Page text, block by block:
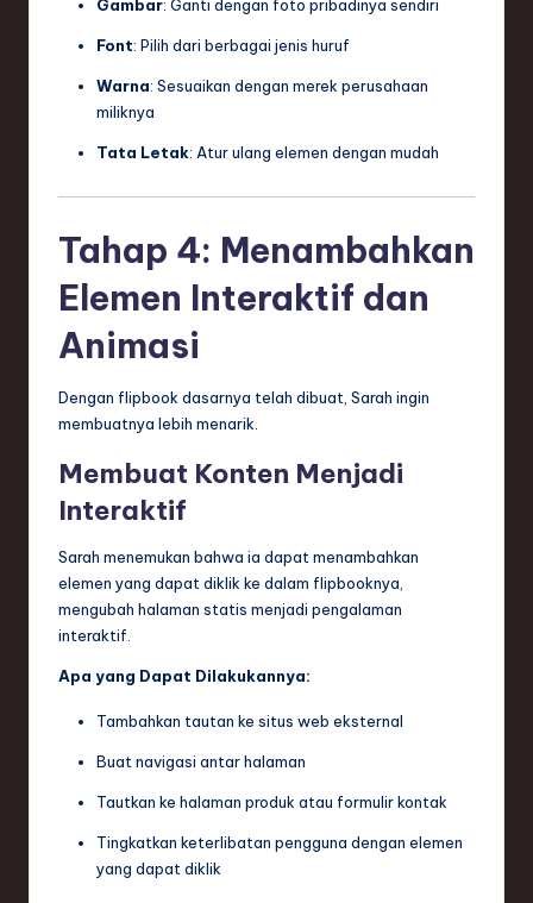
Gambar: Ganti dengan foto pribadinya sendiri
Font: Pilih dari berbagai jenis huruf
Warna: Sesuaikan dengan merek perusahaan
miliknya
Tata Letak: Atur ulang elemen dengan mudah
Tahap 4: Menambahkan
Elemen Interaktif dan
Animasi
Dengan flipbook dasarnya telah dibuat, Sarah ingin
membuatnya lebih menarik.
Membuat Konten Menjadi
Interaktif
Sarah menemukan bahwa ia dapat menambahkan
elemen yang dapat diklik ke dalam flipbooknya,
mengubah halaman statis menjadi pengalaman
interaktif.
Apa yang Dapat Dilakukannya:
Tambahkan tautan ke situs web eksternal
Buat navigasi antar halaman
Tautkan ke halaman produk atau formulir kontak
Tingkatkan keterlibatan pengguna dengan elemen
yang dapat diklik